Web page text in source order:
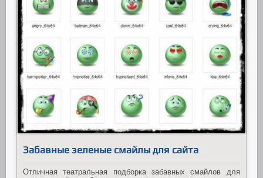
Забавные зеленые смайлы для сайта
Отличная театральная подборка забавных смайлов для